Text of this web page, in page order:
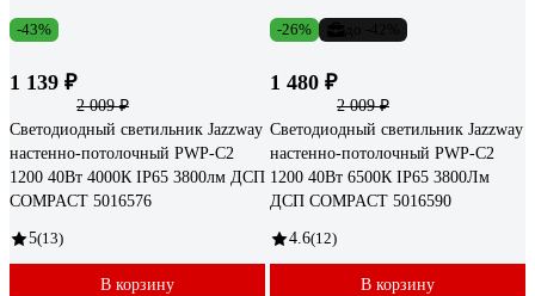
-43%
1 139 ₽
2 009 ₽
Светодиодный светильник Jazzway
настенно-потолочный PWP-С2
1200 40Вт 4000К IP65 3800лм ДСП
COMPACT 5016576
5(13)
В корзину
-26%
1 480 ₽
2 009 ₽
Светодиодный светильник Jazzway
настенно-потолочный PWP-С2
1200 40Вт 6500К IP65 3800Лм
ДСП COMPACT 5016590
4.6(12)
В корзину